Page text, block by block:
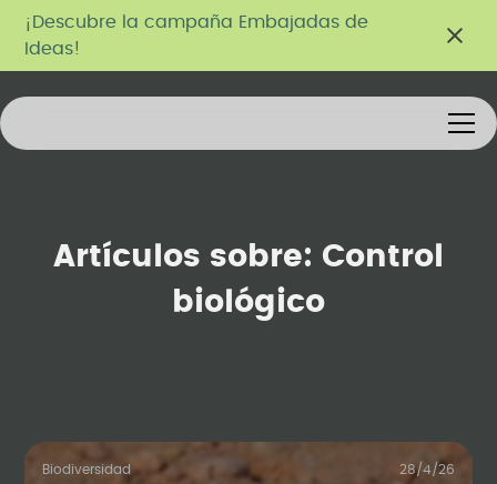
¡Descubre la campaña Embajadas de
Ideas!
Artículos sobre: Control
biológico
Biodiversidad 28/4/26